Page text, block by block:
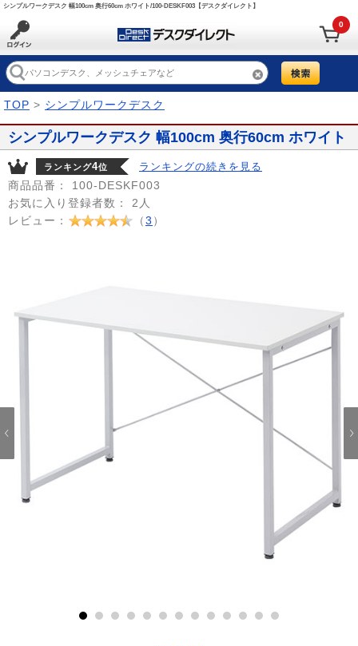
シンプルワークデスク 幅100cm 奥行60cm ホワイト/100-DESKF003【デスクダイレクト】
0
TOP > シンプルワークデスク
シンプルワークデスク 幅100cm 奥行60cm ホワイト
ランキング4位 ランキングの続きを見る
商品品番：
100-DESKF003
お気に入り登録者数：
2人
レビュー：
（3 ）
10 11 12